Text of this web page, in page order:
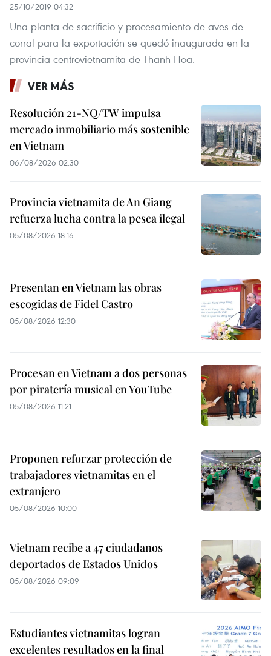
25/10/2019 04:32
Una planta de sacrificio y procesamiento de aves de
corral para la exportación se quedó inaugurada en la
provincia centrovietnamita de Thanh Hoa.
VER MÁS
Resolución 21-NQ/TW impulsa
mercado inmobiliario más sostenible
en Vietnam
06/08/2026 02:30
Provincia vietnamita de An Giang
refuerza lucha contra la pesca ilegal
05/08/2026 18:16
Presentan en Vietnam las obras
escogidas de Fidel Castro
05/08/2026 12:30
Procesan en Vietnam a dos personas
por piratería musical en YouTube
05/08/2026 11:21
Proponen reforzar protección de
trabajadores vietnamitas en el
extranjero
05/08/2026 10:00
Vietnam recibe a 47 ciudadanos
deportados de Estados Unidos
05/08/2026 09:09
Estudiantes vietnamitas logran
excelentes resultados en la final